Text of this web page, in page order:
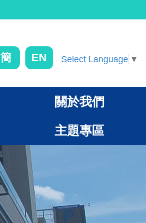
簡 EN Select Language ▼
關於我們
主題專區